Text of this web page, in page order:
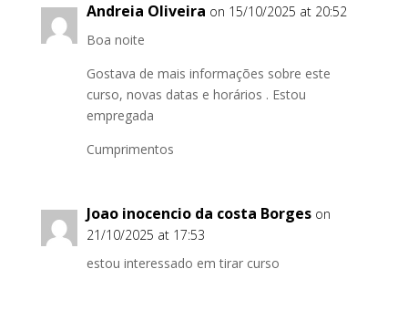
Andreia Oliveira on 15/10/2025 at 20:52
Boa noite
Gostava de mais informações sobre este
curso, novas datas e horários . Estou
empregada
Cumprimentos
Joao inocencio da costa Borges on
21/10/2025 at 17:53
estou interessado em tirar curso